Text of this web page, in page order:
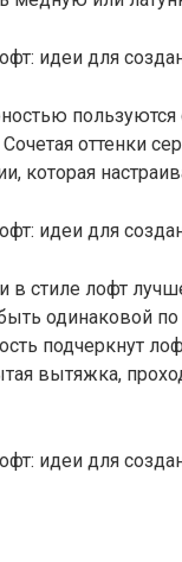
оттенки
которая
в стиле лофт
одинаковой
подчеркнут
вытяжка,